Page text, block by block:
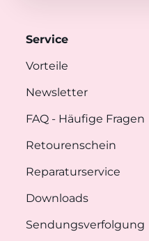
Service
Vorteile
Newsletter
FAQ - Häufige Fragen
Retourenschein
Reparaturservice
Downloads
Sendungsverfolgung